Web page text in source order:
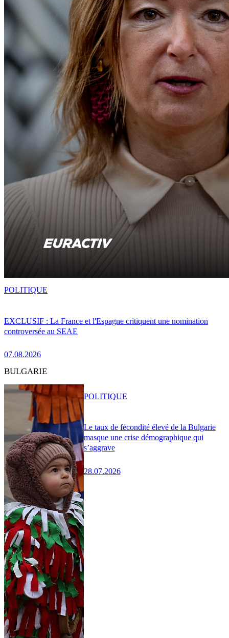
EXCLUSIF : La France et l'Espagne critiquent une nomination
controversée au SEAE
07.08.2026
POLITIQUE
BULGARIE
Le taux de fécondité élevé de la Bulgarie
masque une crise démographique qui
s’aggrave
28.07.2026
POLITIQUE